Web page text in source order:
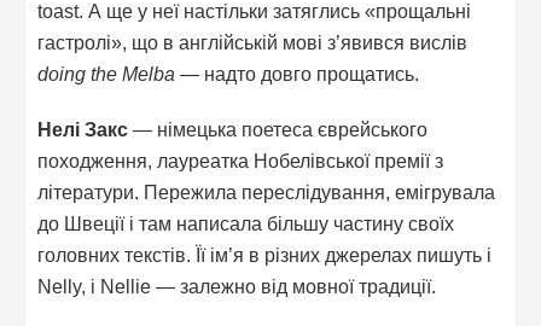
toast. А ще у неї настільки затяглись «прощальні
гастролі», що в англійській мові з’явився вислів
doing the Melba — надто довго прощатись.
Нелі Закс — німецька поетеса єврейського
походження, лауреатка Нобелівської премії з
літератури. Пережила переслідування, емігрувала
до Швеції і там написала більшу частину своїх
головних текстів. Її ім’я в різних джерелах пишуть і
Nelly, і Nellie — залежно від мовної традиції.